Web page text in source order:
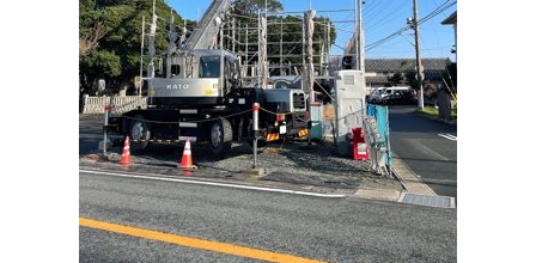
スタッフブログ
COMPANY
会社情報
ACCESS MAP
アクセスマップ